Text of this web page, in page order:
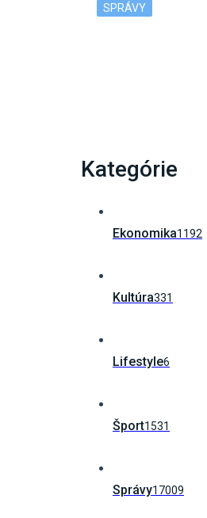
SPRÁVY
Kategórie
Ekonomika1192
Kultúra331
Lifestyle6
Šport1531
Správy17009